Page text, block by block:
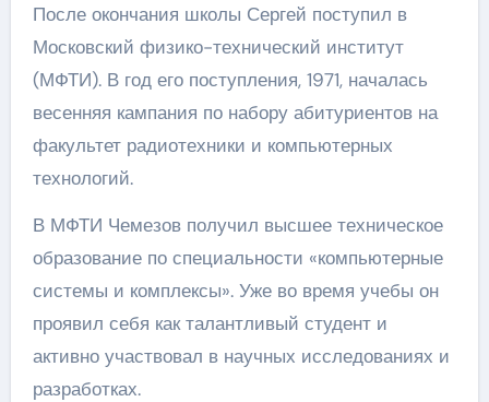
После окончания школы Сергей поступил в
Московский физико-технический институт
(МФТИ). В год его поступления, 1971, началась
весенняя кампания по набору абитуриентов на
факультет радиотехники и компьютерных
технологий.
В МФТИ Чемезов получил высшее техническое
образование по специальности «компьютерные
системы и комплексы». Уже во время учебы он
проявил себя как талантливый студент и
активно участвовал в научных исследованиях и
разработках.